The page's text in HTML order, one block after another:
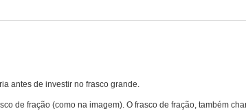
antes de investir no frasco grande.
de fração (como na imagem). O frasco de fração, também